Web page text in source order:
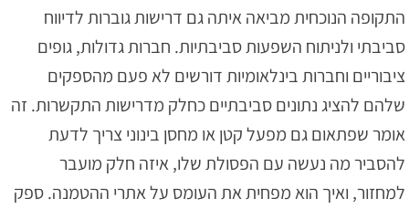
התקופה הנוכחית מביאה איתה גם דרישות גוברות לדיווח
סביבתי ולניתוח השפעות סביבתיות. חברות גדולות, גופים
ציבוריים וחברות בינלאומיות דורשים לא פעם מהספקים
שלהם להציג נתונים סביבתיים כחלק מדרישות התקשרות. זה
אומר שפתאום גם מפעל קטן או מחסן בינוני צריך לדעת
להסביר מה נעשה עם הפסולת שלו, איזה חלק מועבר
למחזור, ואיך הוא מפחית את העומס על אתרי ההטמנה. ספק